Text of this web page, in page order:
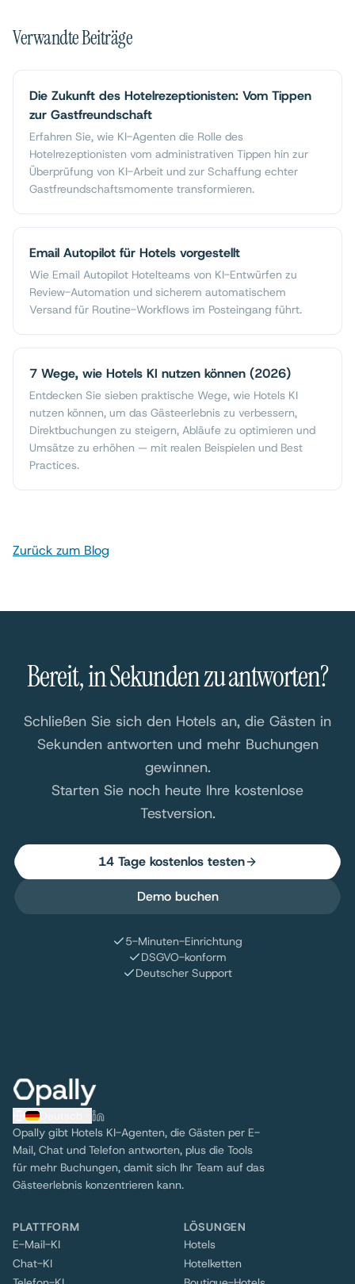
Verwandte Beiträge
Die Zukunft des Hotelrezeptionisten: Vom Tippen
zur Gastfreundschaft
Erfahren Sie, wie KI-Agenten die Rolle des
Hotelrezeptionisten vom administrativen Tippen hin zur
Überprüfung von KI-Arbeit und zur Schaffung echter
Gastfreundschaftsmomente transformieren.
Email Autopilot für Hotels vorgestellt
Wie Email Autopilot Hotelteams von KI-Entwürfen zu
Review-Automation und sicherem automatischem
Versand für Routine-Workflows im Posteingang führt.
7 Wege, wie Hotels KI nutzen können (2026)
Entdecken Sie sieben praktische Wege, wie Hotels KI
nutzen können, um das Gästeerlebnis zu verbessern,
Direktbuchungen zu steigern, Abläufe zu optimieren und
Umsätze zu erhöhen — mit realen Beispielen und Best
Practices.
Zurück zum Blog
Bereit, in Sekunden zu antworten?
Schließen Sie sich den Hotels an, die Gästen in
Sekunden antworten und mehr Buchungen
gewinnen.
Starten Sie noch heute Ihre kostenlose
Testversion.
14 Tage kostenlos testen
Demo buchen
5-Minuten-Einrichtung
DSGVO-konform
Deutscher Support
Opally gibt Hotels KI-Agenten, die Gästen per E-
Mail, Chat und Telefon antworten, plus die Tools
für mehr Buchungen, damit sich Ihr Team auf das
Gästeerlebnis konzentrieren kann.
PLATTFORM
E-Mail-KI
Chat-KI
LÖSUNGEN
Hotels
Hotelketten